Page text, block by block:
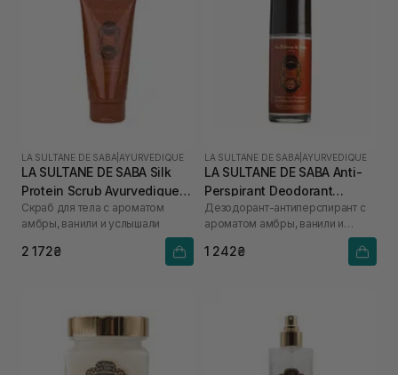
LA SULTANE DE SABA AYURVEDIQUE
LA SULTANE DE SABA Silk
Protein Scrub Ayurvedique
200 мл
Скраб для тела с ароматом
амбры, ванили и услышали
2 172₴
LA SULTANE DE SABA AYURVEDIQUE
LA SULTANE DE SABA Anti-
Perspirant Deodorant
Ayurvedique 50 мл
Дезодорант-антиперспирант с
ароматом амбры, ванили и
1 242₴